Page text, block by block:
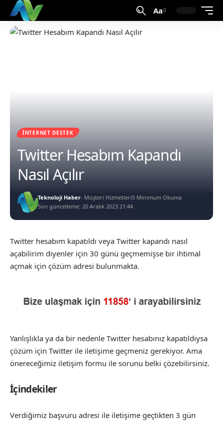
Aa
İNTERNET DESTEK
Twitter Hesabım Kapandı
Nasıl Açılır
Son güncelleme: 20 Aralık 2023 21:44
Teknoloji Haber- Müşteri Hizmetleri5 Minimum Okuma
Twitter hesabım kapatıldı veya Twitter kapandı nasıl
açabilirim diyenler için 30 günü geçmemişse bir ihtimal
açmak için çözüm adresi bulunmakta.
Yanlışlıkla ya da bir nedenle Twitter hesabınız kapatıldıysa
çözüm için Twitter ile iletişime geçmeniz gerekiyor. Ama
önereceğimiz iletişim formu ile sorunu belki çözebilirsiniz.
İçindekiler
Verdiğimiz başvuru adresi ile iletişime geçtikten 3 gün